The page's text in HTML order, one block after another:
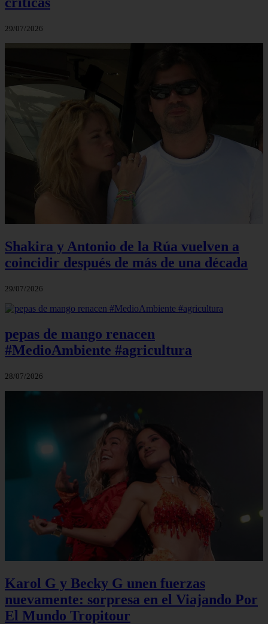
29/07/2026
Shakira y Antonio de la Rúa vuelven a
coincidir después de más de una década
29/07/2026
pepas de mango renacen
#MedioAmbiente #agricultura
28/07/2026
Karol G y Becky G unen fuerzas
nuevamente: sorpresa en el Viajando Por
El Mundo Tropitour